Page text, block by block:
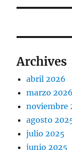
Archives
abril 2026
marzo 2026
noviembre
agosto
julio 2025
junio 2025